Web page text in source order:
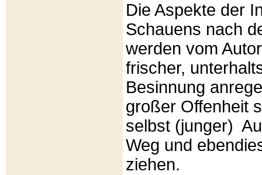
Die Aspekte der
Schauens nach
werden vom
frischer,
Besinnung
großer Offenheit
selbst (junger)
Weg und
ziehen.